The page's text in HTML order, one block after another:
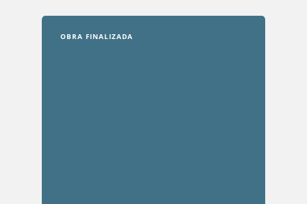
OBRA FINALIZADA